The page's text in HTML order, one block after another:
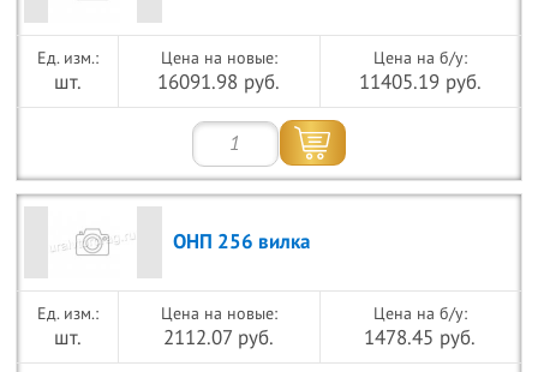
шт.
Цена на новые:
16091.98 руб.
Цена на б/у:
11405.19 руб.
ОНП 256 вилка
шт.
Цена на новые:
2112.07 руб.
Цена на б/у:
1478.45 руб.